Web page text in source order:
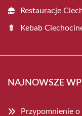
Restauracje
Kebab
NAJNOWSZE
Przypomnienie o